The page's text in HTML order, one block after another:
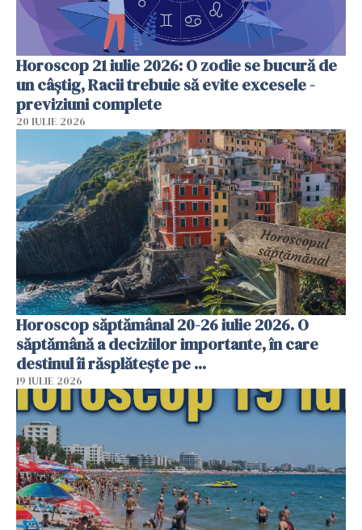
Horoscop 21 iulie 2026: O zodie se bucură de
un câștig, Racii trebuie să evite excesele -
previziuni complete
20 IULIE 2026
Horoscop săptămânal 20-26 iulie 2026. O
săptămână a deciziilor importante, în care
destinul îi răsplătește pe ...
19 IULIE 2026